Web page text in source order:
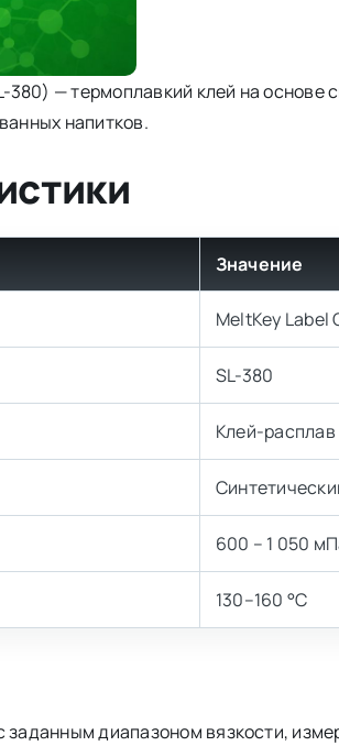
380) — термоплавкий клей на
напитков.
Значение
MeltKey Label
SL-380
Клей-расплав
600 – 1 050
130–160 °C
диапазоном вязкости,